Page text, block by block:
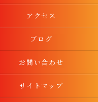
アクセス
ブログ
お問い合わせ
サイトマップ